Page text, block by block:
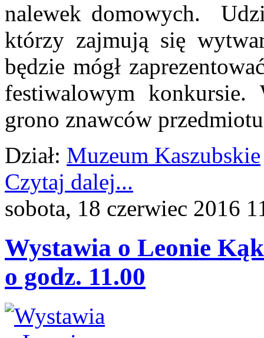
nalewek domowych.
którzy zajmują się
będzie mógł
festiwalowym
grono znawców
Dział: Muzeum Kaszubskie
Czytaj dalej...
sobota, 18 czerwiec 2016
Wystawia o Leonie
o godz. 11.00